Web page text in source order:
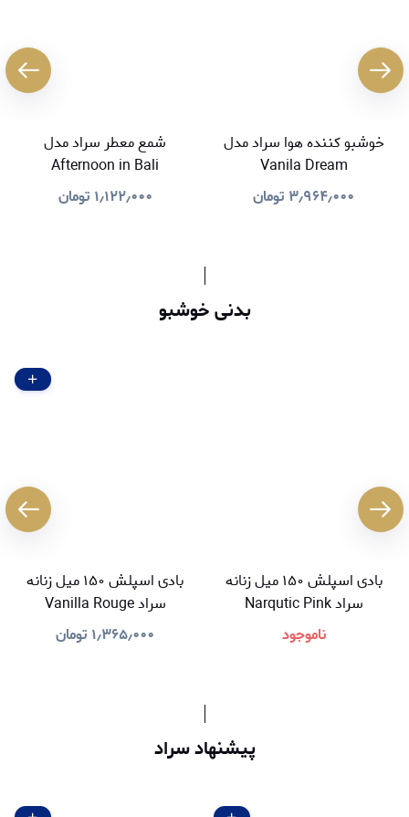
خوشبو کننده هوا سراد مدل
Vanila Dream
۳٫۹۶۴٫۰۰۰ تومان
شمع معطر سراد مدل
Afternoon in Bali
۱٫۱۲۲٫۰۰۰ تومان
بدنی خوشبو
بادی اسپلش ۱۵۰ میل زنانه
سراد Narqutic Pink
ناموجود
بادی اسپلش ۱۵۰ میل زنانه
سراد Vanilla Rouge
۱٫۳۶۵٫۰۰۰ تومان
پیشنهاد سراد